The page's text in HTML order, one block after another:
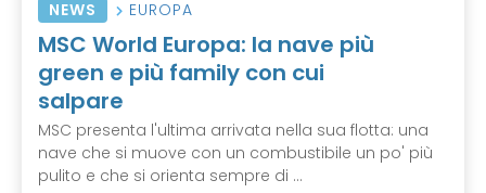
NEWS EUROPA
MSC World Europa: la nave più
green e più family con cui
salpare
MSC presenta l'ultima arrivata nella sua flotta: una
nave che si muove con un combustibile un po' più
pulito e che si orienta sempre di ...